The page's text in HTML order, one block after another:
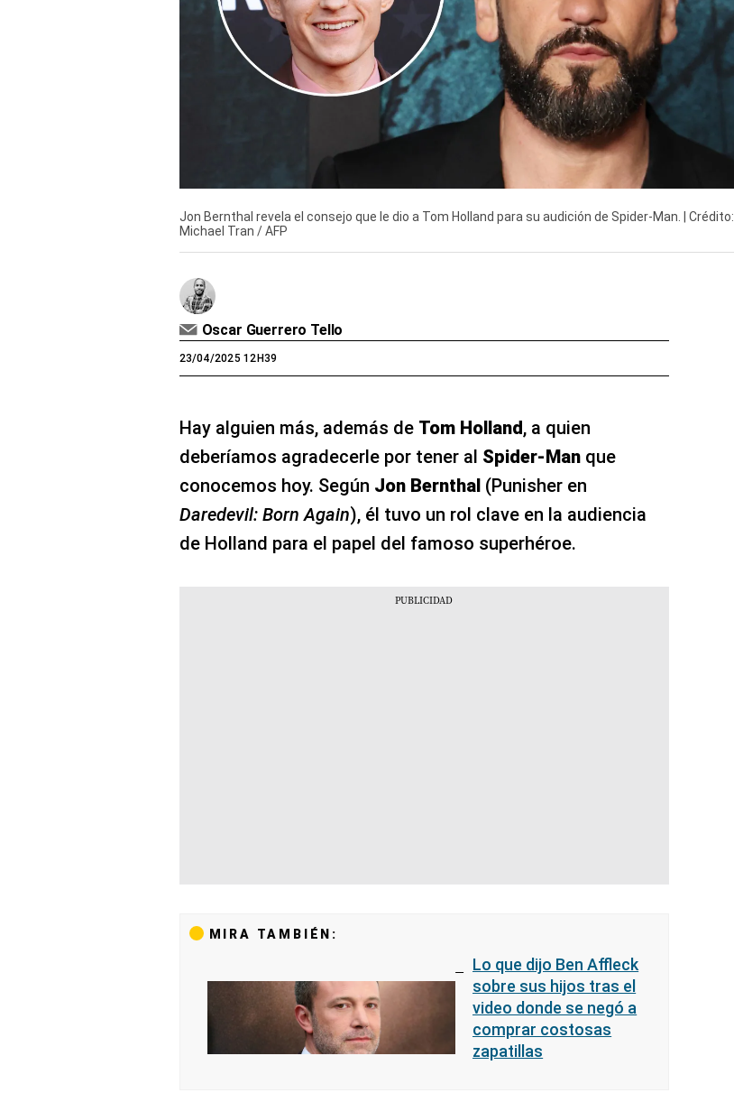
Jon Bernthal revela el consejo que le dio a Tom Holland para su audición de Spider-Man. | Crédito:
Michael Tran / AFP
Oscar Guerrero Tello
23/04/2025 12H39
Hay alguien más, además de Tom Holland, a quien
deberíamos agradecerle por tener al Spider-Manque
conocemos hoy. Según Jon Bernthal (Punisher en
Daredevil: Born Again), él tuvo un rol clave en la audiencia
de Holland para el papel del famoso superhéroe.
MIRA TAMBIÉN:
Lo que dijo Ben Affleck
sobre sus hijos tras el
video donde se negó a
comprar costosas
zapatillas